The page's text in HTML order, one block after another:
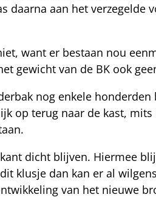
daarna aan het
want er bestaan nou
gewicht van de BK ook
nog enkele
op terug naar de kast,
dicht blijven. Hiermee
klusje dan kan er al
van het nieuwe